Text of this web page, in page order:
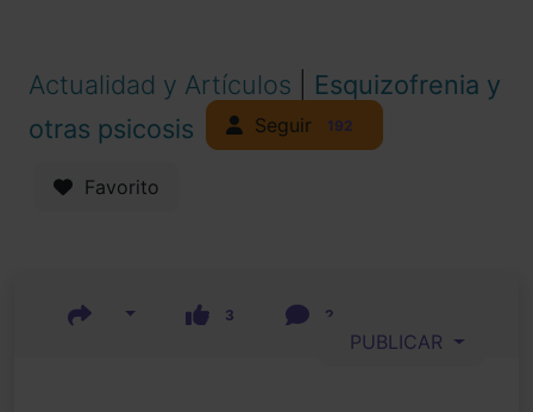
Actualidad y Artículos
Esquizofrenia y
otras psicosis
Seguir 192
Favorito
3 2
PUBLICAR